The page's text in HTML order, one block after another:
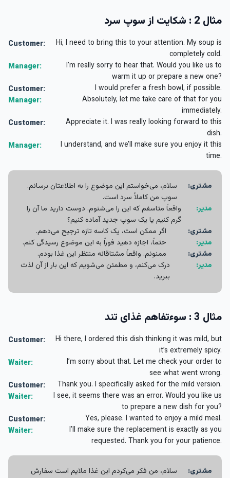
مثال 2 : شکایت از سوپ سرد
Customer:
Hi, I need to bring this to your attention. My soup is
completely cold.
Manager:
I’m really sorry to hear that. Would you like us to
warm it up or prepare a new one?
Customer: I would prefer a fresh bowl, if possible.
Manager:
Absolutely, let me take care of that for you
immediately.
Customer:
Appreciate it. I was really looking forward to this
dish.
Manager:
I understand, and we’ll make sure you enjoy it this
time.
مشتری:
سلام، می‌خواستم این موضوع را به اطلاعتان برسانم.
سوپ من کاملاً سرد است.
مدیر:
واقعاً متاسفم که این را می‌شنوم. دوست دارید ما آن را
گرم کنیم یا یک سوپ جدید آماده کنیم؟
مشتری:
اگر ممکن است، یک کاسه تازه ترجیح می‌دهم.
مدیر:
حتماً، اجازه دهید فوراً به این موضوع رسیدگی کنم.
مشتری:
ممنونم. واقعاً مشتاقانه منتظر این غذا بودم.
مدیر:
درک می‌کنم، و مطمئن می‌شویم که این بار از آن لذت
ببرید.
مثال 3 : سوءتفاهم غذای تند
Customer:
Hi there, I ordered this dish thinking it was mild, but
it’s extremely spicy.
Waiter:
I’m sorry about that. Let me check your order to
see what went wrong.
Customer: Thank you. I specifically asked for the mild version.
Waiter:
I see, it seems there was an error. Would you like us
to prepare a new dish for you?
Customer: Yes, please. I wanted to enjoy a mild meal.
Waiter:
I’ll make sure the replacement is exactly as you
requested. Thank you for your patience.
مشتری:
سلام، من فکر می‌کردم این غذا ملایم است سفارش